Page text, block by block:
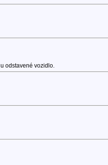
odstavené vozidlo.